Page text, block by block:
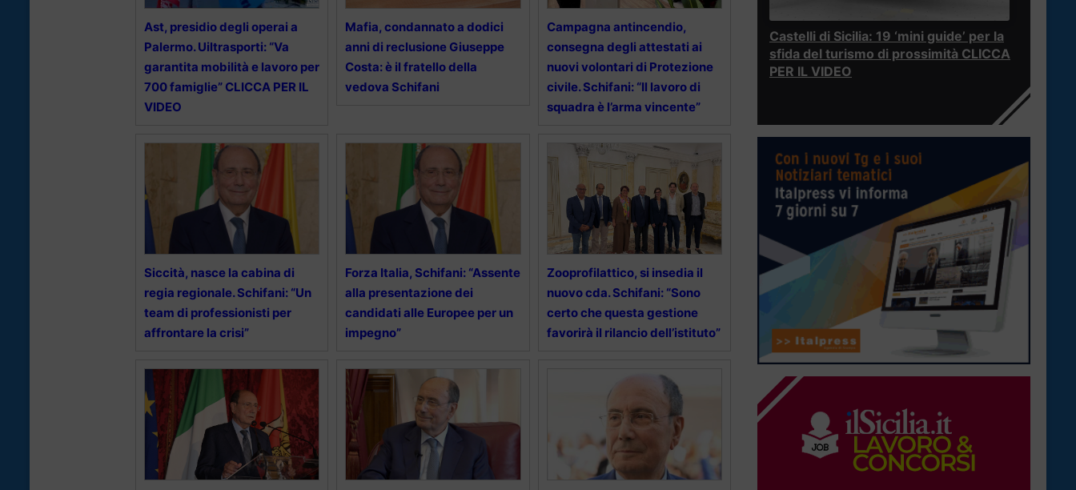
Ast, presidio degli operai a
Palermo. Uiltrasporti: “Va
garantita mobilità e lavoro per
700 famiglie” CLICCA PER IL
VIDEO
Mafia, condannato a dodici
anni di reclusione Giuseppe
Costa: è il fratello della
vedova Schifani
Campagna antincendio,
consegna degli attestati ai
nuovi volontari di Protezione
civile. Schifani: “Il lavoro di
squadra è l’arma vincente”
Siccità, nasce la cabina di
regia regionale. Schifani: “Un
team di professionisti per
affrontare la crisi”
Forza Italia, Schifani: “Assente
alla presentazione dei
candidati alle Europee per un
impegno”
Zooprofilattico, si insedia il
nuovo cda. Schifani: “Sono
certo che questa gestione
favorirà il rilancio dell’istituto”
Castelli di Sicilia: 19 ‘mini guide’ per la
sfida del turismo di prossimità CLICCA
PER IL VIDEO